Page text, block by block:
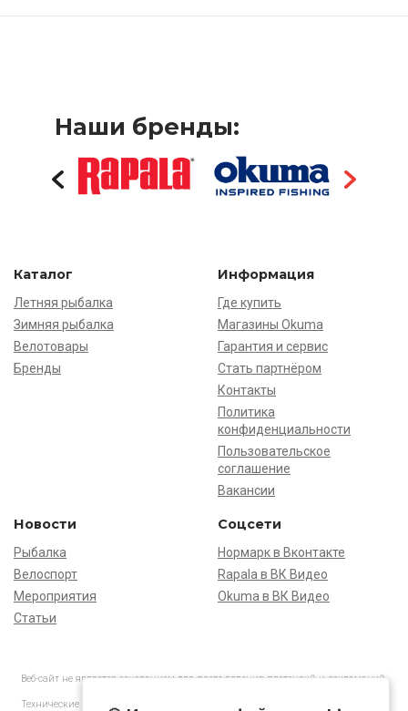
Наши бренды:
Каталог
Летняя рыбалка
Зимняя рыбалка
Велотовары
Бренды
Информация
Где купить
Магазины Okuma
Гарантия и сервис
Стать партнёром
Контакты
Политика
конфиденциальности
Пользовательское
соглашение
Вакансии
Новости
Рыбалка
Велоспорт
Мероприятия
Статьи
Соцсети
Нормарк в Вконтакте
Rapala в ВК Видео
Okuma в ВК Видео
Веб-сайт не является основанием для предъявления претензий и рекламаций,
Технические характеристики товаров могут отличаться от указанных на сайте.